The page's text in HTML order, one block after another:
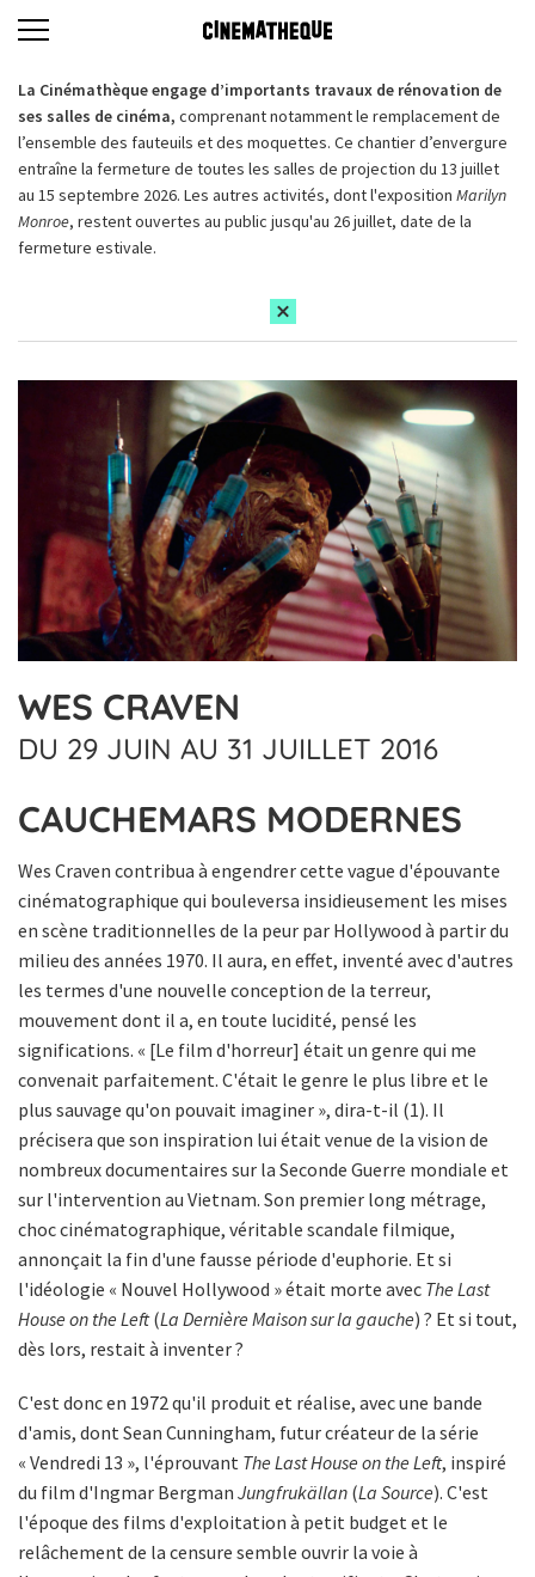
La Cinémathèque engage d’importants travaux de rénovation de
ses salles de cinéma, comprenant notamment le remplacement de
l’ensemble des fauteuils et des moquettes. Ce chantier d’envergure
entraîne la fermeture de toutes les salles de projection du 13 juillet
au 15 septembre 2026. Les autres activités, dont l'exposition Marilyn
Monroe, restent ouvertes au public jusqu'au 26 juillet, date de la
fermeture estivale.
WES CRAVEN
DU 29 JUIN AU 31 JUILLET 2016
CAUCHEMARS MODERNES
Wes Craven contribua à engendrer cette vague d'épouvante
cinématographique qui bouleversa insidieusement les mises
en scène traditionnelles de la peur par Hollywood à partir du
milieu des années 1970. Il aura, en effet, inventé avec d'autres
les termes d'une nouvelle conception de la terreur,
mouvement dont il a, en toute lucidité, pensé les
significations. « [Le film d'horreur] était un genre qui me
convenait parfaitement. C'était le genre le plus libre et le
plus sauvage qu'on pouvait imaginer », dira-t-il (1). Il
précisera que son inspiration lui était venue de la vision de
nombreux documentaires sur la Seconde Guerre mondiale et
sur l'intervention au Vietnam. Son premier long métrage,
choc cinématographique, véritable scandale filmique,
annonçait la fin d'une fausse période d'euphorie. Et si
l'idéologie « Nouvel Hollywood » était morte avec The Last
House on the Left(La Dernière Maison sur la gauche) ? Et si tout,
dès lors, restait à inventer ?
C'est donc en 1972 qu'il produit et réalise, avec une bande
d'amis, dont Sean Cunningham, futur créateur de la série
« Vendredi 13 », l'éprouvant The Last House on the Left, inspiré
du film d'Ingmar Bergman Jungfrukällan (La Source). C'est
l'époque des films d'exploitation à petit budget et le
relâchement de la censure semble ouvrir la voie à